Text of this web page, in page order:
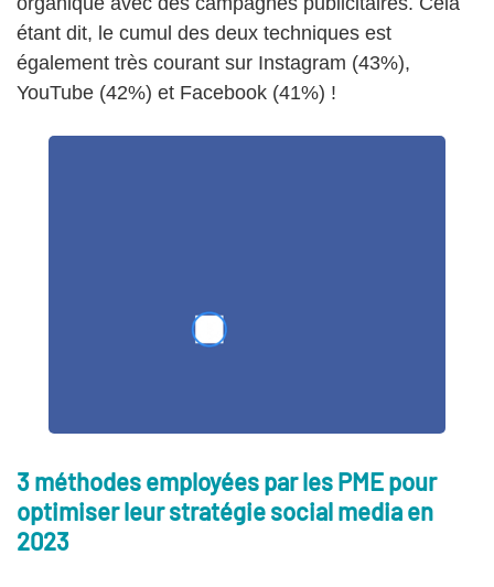
étant dit, le cumul des deux techniques est
également très courant sur Instagram (43%),
YouTube (42%) et Facebook (41%) !
3 méthodes employées par les PME pour
optimiser leur stratégie social media en
2023